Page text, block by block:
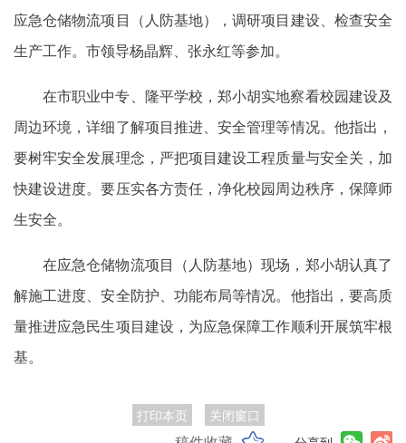
应急仓储物流项目（人防基地），调研项目建设、检查安全
生产工作。市领导杨晶辉、张永红等参加。
在市职业中专、隆平学校，郑小胡实地察看校园建设及
周边环境，详细了解项目推进、安全管理等情况。他指出，
要树牢安全发展理念，严把项目建设工程质量与安全关，加
快建设进度。要压实各方责任，净化校园周边秩序，保障师
生安全。
在应急仓储物流项目（人防基地）现场，郑小胡认真了
解施工进度、安全防护、功能布局等情况。他指出，要高质
量推进应急民生项目建设，为应急保障工作顺利开展筑牢根
基。
打印本页 关闭窗口